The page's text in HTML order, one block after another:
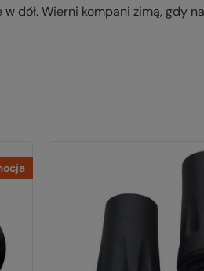
dół. Wierni kompani zimą, gdy